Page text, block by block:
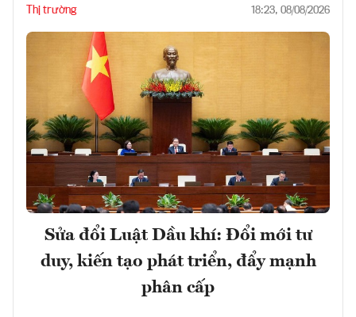
Thị trường 18:23, 08/08/2026
Sửa đổi Luật Dầu khí: Đổi mới tư
duy, kiến tạo phát triển, đẩy mạnh
phân cấp